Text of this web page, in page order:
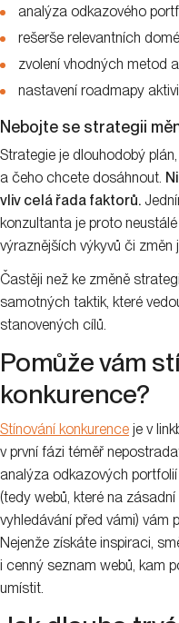
analýza odkazového
rešerše relevantních
zvolení vhodných metod
nastavení roadmapy
Nebojte se strategii
Strategie je dlouhodobý
a čeho chcete dosáhnout.
vliv celá řada faktorů.
konzultanta je proto
výraznějších výkyvů či
Častěji než ke změně
samotných taktik, které
stanovených cílů.
Pomůže vám
konkurence?
Stínování konkurence je v
v první fázi téměř
analýza odkazových
(tedy webů, které na
vyhledávání před vámi) vám
Nejenže získáte inspiraci,
i cenný seznam webů, kam
umístit.